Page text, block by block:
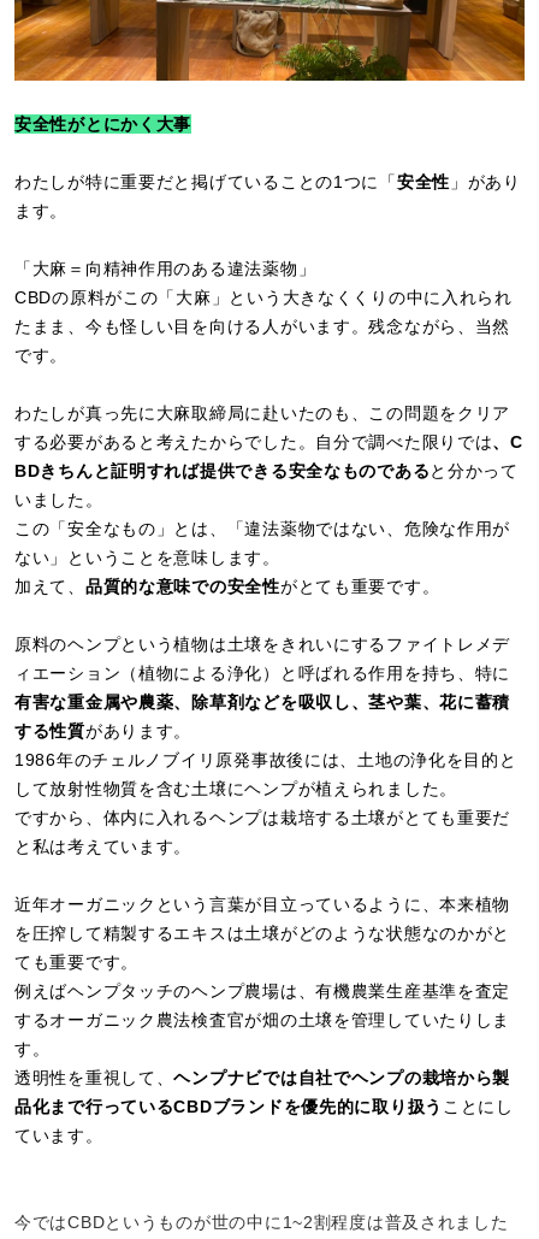
安全性がとにかく大事
わたしが特に重要だと掲げていることの1つに「安全性 」があり
ます。
「大麻＝向精神作用のある違法薬物」
CBDの原料がこの「大麻」という大きなくくりの中に入れられ
たまま、今も怪しい目を向ける人がいます。残念ながら、当然
です。
わたしが真っ先に大麻取締局に赴いたのも、この問題をクリア
する必要があると考えたからでした。自分で調べた限りでは、C
BDきちんと証明すれば提供できる安全なものであると分かって
いました。
この「安全なもの」とは、「違法薬物ではない、危険な作用が
ない」ということを意味します。
加えて、 品質的な意味での安全性がとても重要です。
原料のヘンプという植物は土壌をきれいにするファイトレメデ
ィエーション（植物による浄化）と呼ばれる作用を持ち、特に
有害な重金属や農薬、除草剤などを吸収し、茎や葉、花に蓄積
する性質があります。
1986年のチェルノブイリ原発事故後には、土地の浄化を目的と
して放射性物質を含む土壌にヘンプが植えられました。
ですから、体内に入れるヘンプは栽培する土壌がとても重要だ
と私は考えています。
近年オーガニックという言葉が目立っているように、本来植物
を圧搾して精製するエキスは土壌がどのような状態なのかがと
ても重要です。
例えばヘンプタッチのヘンプ農場は、有機農業生産基準を査定
するオーガニック農法検査官が畑の土壌を管理していたりしま
す。
透明性を重視して、ヘンプナビでは自社でヘンプの栽培から製
品化まで行っているCBDブランドを優先的に取り扱う ことにし
ています。
今ではCBDというものが世の中に1~2割程度は普及されました